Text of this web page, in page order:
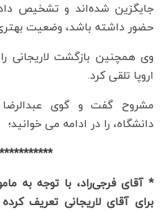
جایگزین شده‌اند و تشخیص
حضور داشته باشد، وضعیت
وی همچنین بازگشت لاریجانی
اروپا تلقی کرد.
مشروح گفت و گوی عبدالرضا
دانشگاه، را در ادامه می خوانید؛
* آقای فرجی‌راد، با توجه به
برای آقای لاریجانی تعریف